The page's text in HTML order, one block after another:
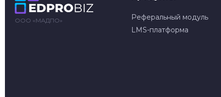
ООО «МАДПО»
Реферальный модуль
LMS-платформа